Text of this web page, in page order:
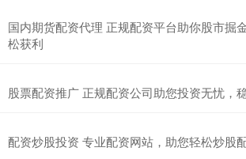
国内期货配资代理 正规配资平台助你股市掘
松获利
股票配资推广 正规配资公司助您投资无忧，
配资炒股投资 专业配资网站，助您轻松炒股